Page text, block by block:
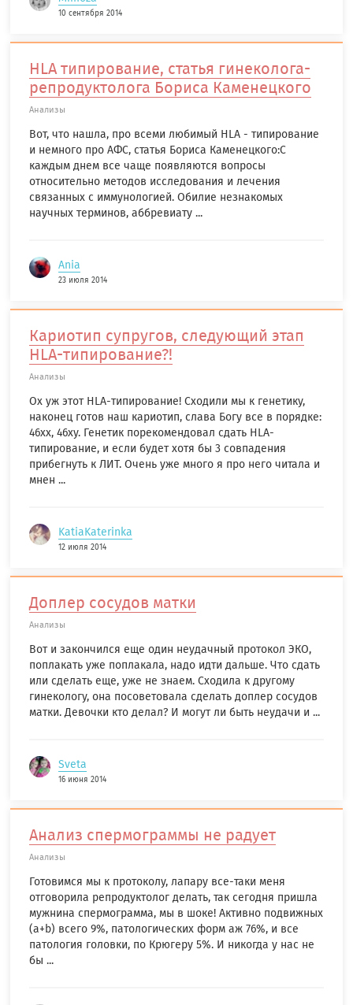
10 сентября 2014
HLA типирование, статья гинеколога-
репродуктолога Бориса Каменецкого
Анализы
Вот, что нашла, про всеми любимый HLA - типирование
и немного про АФС, статья Бориса Каменецкого:C
каждым днем все чаще появляются вопросы
относительно методов исследования и лечения
связанных с иммунологией. Обилие незнакомых
научных терминов, аббревиату ...
Ania
23 июля 2014
Кариотип супругов, следующий этап
HLA-типирование?!
Анализы
Ох уж этот HLA-типирование! Сходили мы к генетику,
наконец готов наш кариотип, слава Богу все в порядке:
46хх, 46ху. Генетик порекомендовал сдать HLA-
типирование, и если будет хотя бы 3 совпадения
прибегнуть к ЛИТ. Очень уже много я про него читала и
мнен ...
KatiaKaterinka
12 июля 2014
Доплер сосудов матки
Анализы
Вот и закончился еще один неудачный протокол ЭКО,
поплакать уже поплакала, надо идти дальше. Что сдать
или сделать еще, уже не знаем. Сходила к другому
гинекологу, она посоветовала сделать доплер сосудов
матки. Девочки кто делал? И могут ли быть неудачи и ...
Sveta
16 июня 2014
Анализ спермограммы не радует
Анализы
Готовимся мы к протоколу, лапару все-таки меня
отговорила репродуктолог делать, так сегодня пришла
мужнина спермограмма, мы в шоке! Активно подвижных
(а+b) всего 9%, патологических форм аж 76%, и все
патология головки, по Крюгеру 5%. И никогда у нас не
бы ...